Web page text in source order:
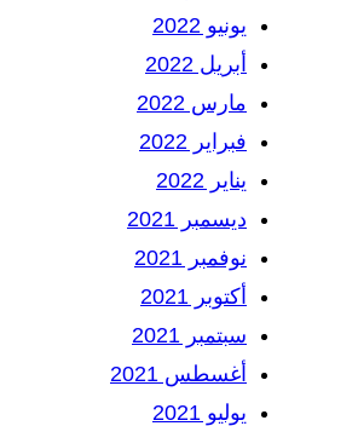
يونيو 2022
أبريل 2022
مارس 2022
فبراير 2022
يناير 2022
ديسمبر 2021
نوفمبر 2021
أكتوبر 2021
سبتمبر 2021
أغسطس 2021
يوليو 2021